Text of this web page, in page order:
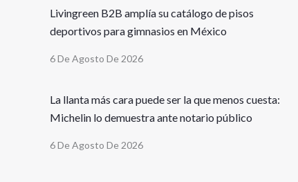
Livingreen B2B amplía su catálogo de pisos
deportivos para gimnasios en México
6 De Agosto De 2026
La llanta más cara puede ser la que menos cuesta:
Michelin lo demuestra ante notario público
6 De Agosto De 2026